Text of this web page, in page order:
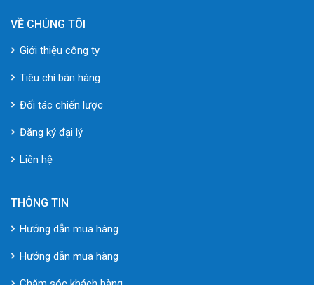
VỀ CHÚNG TÔI
Giới thiệu công ty
Tiêu chí bán hàng
Đối tác chiến lược
Đăng ký đại lý
Liên hệ
THÔNG TIN
Hướng dẫn mua hàng
Hướng dẫn mua hàng